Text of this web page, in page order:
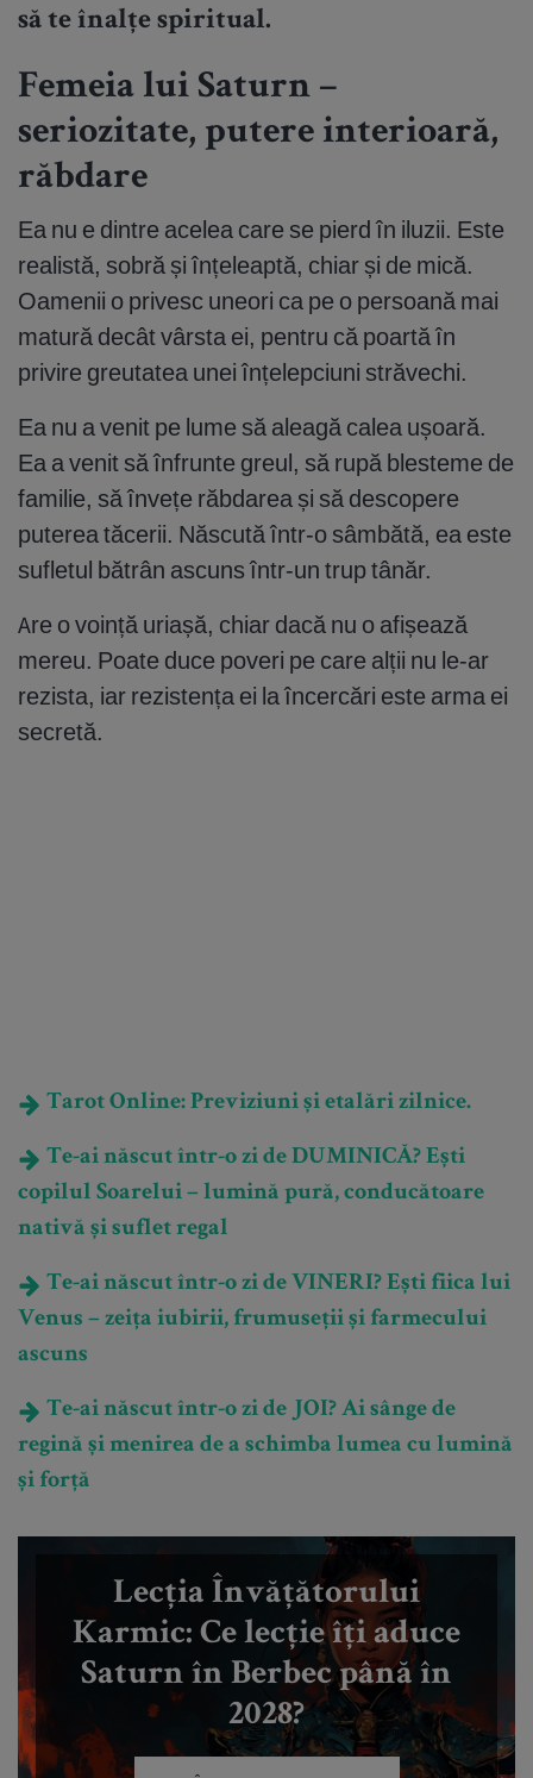
să te înalțe spiritual.
Femeia lui Saturn –
seriozitate, putere interioară,
răbdare
Ea nu e dintre acelea care se pierd în iluzii. Este
realistă, sobră și înțeleaptă, chiar și de mică.
Oamenii o privesc uneori ca pe o persoană mai
matură decât vârsta ei, pentru că poartă în
privire greutatea unei înțelepciuni străvechi.
Ea nu a venit pe lume să aleagă calea ușoară.
Ea a venit să înfrunte greul, să rupă blesteme de
familie, să învețe răbdarea și să descopere
puterea tăcerii. Născută într-o sâmbătă, ea este
sufletul bătrân ascuns într-un trup tânăr.
Are o voință uriașă, chiar dacă nu o afișează
mereu. Poate duce poveri pe care alții nu le-ar
rezista, iar rezistența ei la încercări este arma ei
secretă.
Tarot Online: Previziuni și etalări zilnice.
Te-ai născut într-o zi de DUMINICĂ? Ești
copilul Soarelui – lumină pură, conducătoare
nativă și suflet regal
Te-ai născut într-o zi de VINERI? Ești fiica lui
Venus – zeița iubirii, frumuseții și farmecului
ascuns
Te-ai născut într-o zi de JOI? Ai sânge de
regină și menirea de a schimba lumea cu lumină
și forță